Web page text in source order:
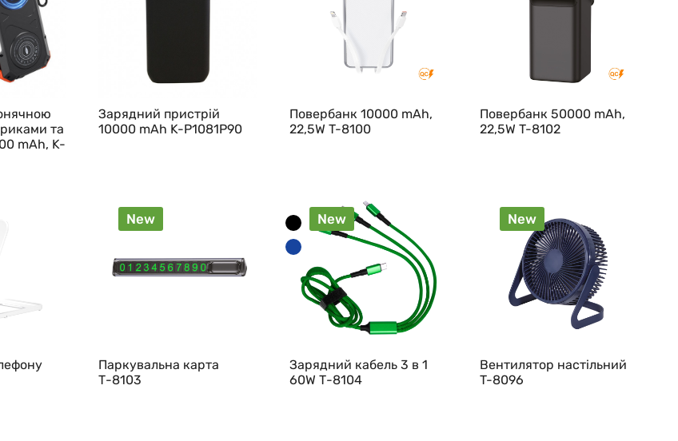
та
mAh, K-
Зарядний пристрій
10000 mAh K-P1081P90
Повербанк 10000 mAh,
22,5W T-8100
Повербанк 50000 mAh,
22,5W T-8102
New
Паркувальна карта
Т-8103
New
Зарядний кабель 3 в 1
60W Т-8104
New
Вентилятор настільний
T-8096